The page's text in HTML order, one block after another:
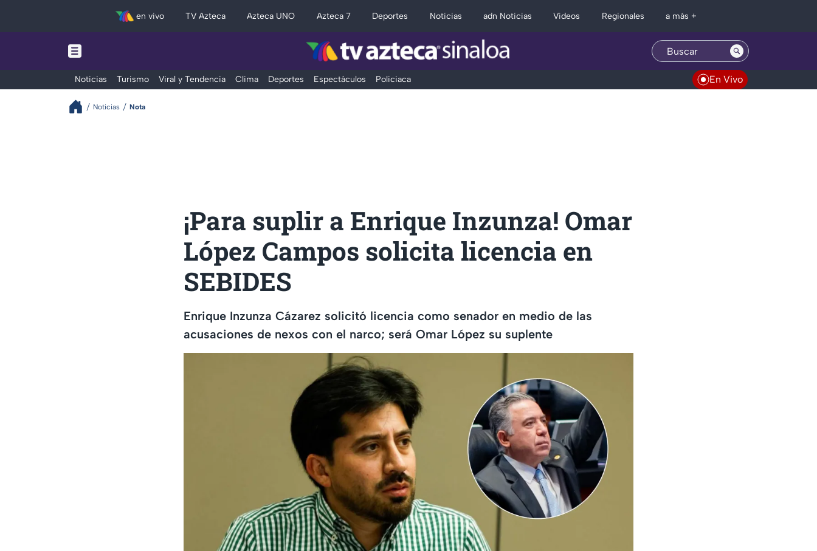
en vivo TV Azteca Azteca UNO Azteca 7 Deportes Noticias adn Noticias Videos Regionales a más +
Noticias Turismo Viral y Tendencia Clima Deportes Espectáculos Policiaca En Vivo
Noticias Nota
¡Para suplir a Enrique Inzunza! Omar
López Campos solicita licencia en
SEBIDES
Enrique Inzunza Cázarez solicitó licencia como senador en medio de las
acusaciones de nexos con el narco; será Omar López su suplente